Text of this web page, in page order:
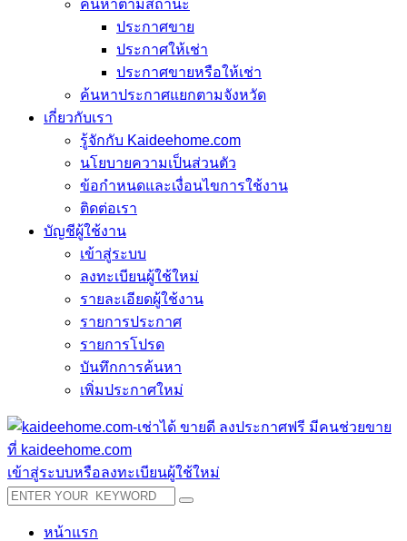
ค้นหาตามสถานะ
ประกาศขาย
ประกาศให้เช่า
ประกาศขายหรือให้เช่า
ค้นหาประกาศแยกตามจังหวัด
เกี่ยวกับเรา
รู้จักกับ Kaideehome.com
นโยบายความเป็นส่วนตัว
ข้อกำหนดและเงื่อนไขการใช้งาน
ติดต่อเรา
บัญชีผู้ใช้งาน
เข้าสู่ระบบ
ลงทะเบียนผู้ใช้ใหม่
รายละเอียดผู้ใช้งาน
รายการประกาศ
รายการโปรด
บันทึกการค้นหา
เพิ่มประกาศใหม่
เข้าสู่ระบบหรือลงทะเบียนผู้ใช้ใหม่
หน้าแรก